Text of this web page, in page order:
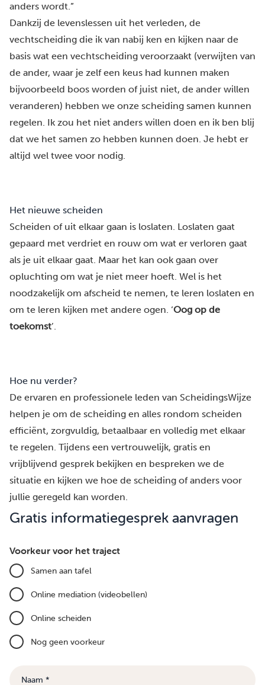
anders wordt.”
Dankzij de levenslessen uit het verleden, de
vechtscheiding die ik van nabij ken en kijken naar de
basis wat een vechtscheiding veroorzaakt (verwijten van
de ander, waar je zelf een keus had kunnen maken
bijvoorbeeld boos worden of juist niet, de ander willen
veranderen) hebben we onze scheiding samen kunnen
regelen. Ik zou het niet anders willen doen en ik ben blij
dat we het samen zo hebben kunnen doen. Je hebt er
altijd wel twee voor nodig.
Het nieuwe scheiden
Scheiden of uit elkaar gaan is loslaten. Loslaten gaat
gepaard met verdriet en rouw om wat er verloren gaat
als je uit elkaar gaat. Maar het kan ook gaan over
opluchting om wat je niet meer hoeft. Wel is het
noodzakelijk om afscheid te nemen, te leren loslaten en
om te leren kijken met andere ogen. ‘Oog op de
toekomst’.
Hoe nu verder?
De ervaren en professionele leden van ScheidingsWijze
helpen je om de scheiding en alles rondom scheiden
efficiënt, zorgvuldig, betaalbaar en volledig met elkaar
te regelen. Tijdens een vertrouwelijk, gratis en
vrijblijvend gesprek bekijken en bespreken we de
situatie en kijken we hoe de scheiding of anders voor
jullie geregeld kan worden.
Gratis informatiegesprek aanvragen
Voorkeur voor het traject
Samen aan tafel
Online mediation (videobellen)
Online scheiden
Nog geen voorkeur